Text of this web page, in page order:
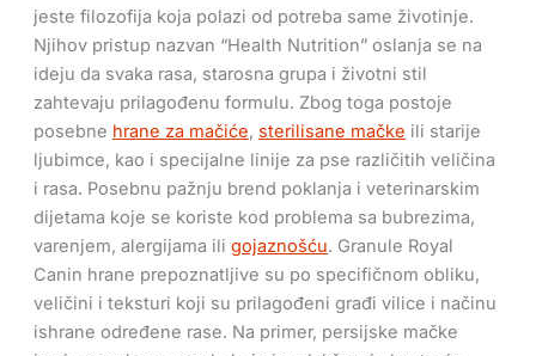
jeste filozofija koja polazi od potreba same životinje.
Njihov pristup nazvan “Health Nutrition” oslanja se na
ideju da svaka rasa, starosna grupa i životni stil
zahtevaju prilagođenu formulu. Zbog toga postoje
posebne hrane za mačiće, sterilisane mačke ili starije
ljubimce, kao i specijalne linije za pse različitih veličina
i rasa. Posebnu pažnju brend poklanja i veterinarskim
dijetama koje se koriste kod problema sa bubrezima,
varenjem, alergijama ili gojaznošću. Granule Royal
Canin hrane prepoznatljive su po specifičnom obliku,
veličini i teksturi koji su prilagođeni građi vilice i načinu
ishrane određene rase. Na primer, persijske mačke